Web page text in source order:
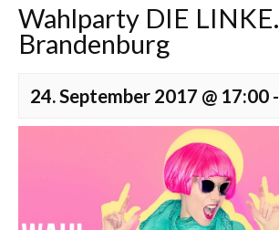
Wahlparty DIE LINKE.
Brandenburg
24. September 2017 @ 17:00 -